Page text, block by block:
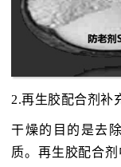
2.再生胶配合剂补
干燥的目的是去
质。再生胶配合